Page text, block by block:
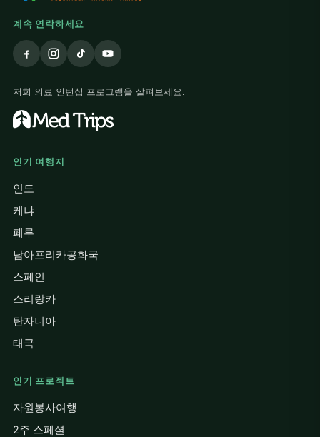
계속 연락하세요
저희 의료 인턴십 프로그램을 살펴보세요.
인기 여행지
인도
케냐
페루
남아프리카공화국
스페인
스리랑카
탄자니아
태국
인기 프로젝트
자원봉사여행
2주 스페셜